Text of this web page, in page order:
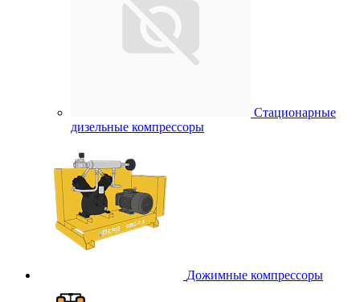
Стационарные
дизельные компрессоры
Дожимные компрессоры